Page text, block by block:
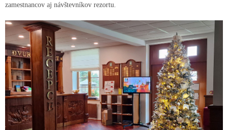
zamestnancov aj návštevníkov rezortu.